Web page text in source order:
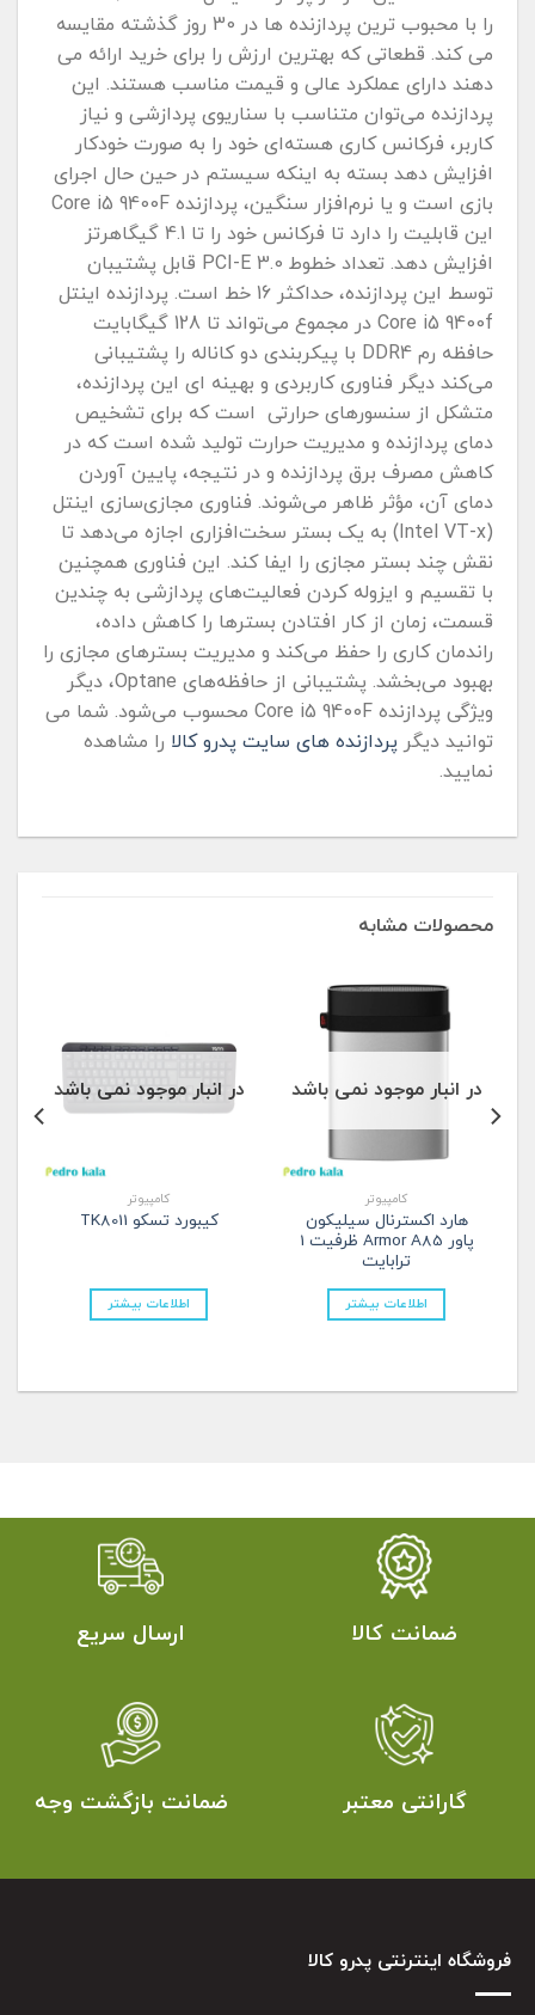
را با محبوب ترین پردازنده ها در 30 روز گذشته مقایسه
می کند. قطعاتی که بهترین ارزش را برای خرید ارائه می
دهند دارای عملکرد عالی و قیمت مناسب هستند. این
پردازنده می‌توان متناسب با سناریوی پردازشی و نیاز
کاربر، فرکانس کاری هسته‌ای خود را به صورت خودکار
افزایش دهد بسته به اینکه سیستم در حین حال اجرای
بازی است و یا نرم‌افزار سنگین، پردازنده Core i5 9400F
این قابلیت را دارد تا فرکانس خود را تا 4.1 گیگاهرتز
افزایش دهد. تعداد خطوط PCI-E 3.0 قابل پشتیبان
توسط این پردازنده، حداکثر 16 خط است. پردازنده اینتل
Core i5 9400f در مجموع می‌تواند تا 128 گیگابایت
حافظه رم DDR4 با پیکربندی دو کاناله را پشتیبانی
می‌کند دیگر فناوری کاربردی و بهینه ای این پردازنده،
متشکل از سنسورهای حرارتی است که برای تشخیص
دمای پردازنده و مدیریت حرارت تولید شده است که در
کاهش مصرف برق پردازنده و در نتیجه، پایین آوردن
دمای آن، مؤثر ظاهر می‌شوند. فناوری مجازی‌سازی اینتل
(Intel VT-x) به یک بستر سخت‌افزاری اجازه می‌دهد تا
نقش چند بستر مجازی را ایفا کند. این فناوری همچنین
با تقسیم و ایزوله‌ کردن فعالیت‌های پردازشی به چندین
قسمت، زمان از کار افتادن بسترها را کاهش داده،
راندمان کاری را حفظ می‌کند و مدیریت بسترهای مجازی را
بهبود می‌بخشد. پشتیبانی از حافظه‌های Optane، دیگر
ویژگی‌ پردازنده Core i5 9400F محسوب می‌شود. شما می
توانید دیگر پردازنده های سایت پدرو کالا را مشاهده
نمایید.
محصولات مشابه
در انبار موجود نمی باشد
کامپیوتر
هارد اکسترنال سیلیکون
پاور Armor A85 ظرفیت 1
ترابایت
اطلاعات بیشتر
در انبار موجود نمی باشد
کامپیوتر
کیبورد تسکو TK8011
اطلاعات بیشتر
ضمانت کالا ارسال سریع
گارانتی معتبر ضمانت بازگشت وجه
فروشگاه اینترنتی پدرو کالا